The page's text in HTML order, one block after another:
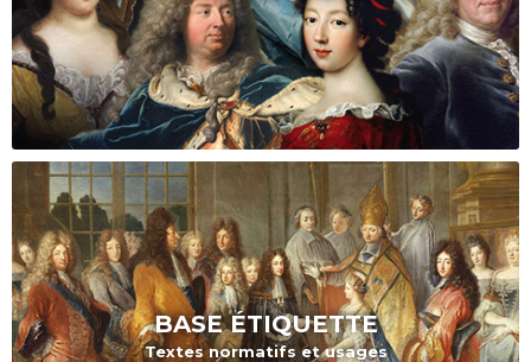
BASE ÉTIQUETTE
Textes normatifs et usages